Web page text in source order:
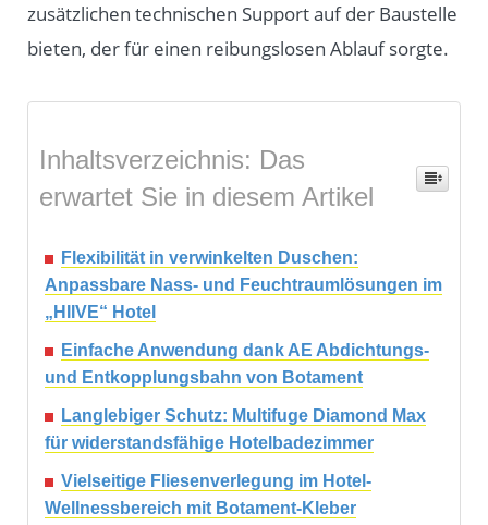
zusätzlichen technischen Support auf der Baustelle
bieten, der für einen reibungslosen Ablauf sorgte.
Inhaltsverzeichnis: Das
erwartet Sie in diesem Artikel
Flexibilität in verwinkelten Duschen:
Anpassbare Nass- und Feuchtraumlösungen im
„HIIVE“ Hotel
Einfache Anwendung dank AE Abdichtungs-
und Entkopplungsbahn von Botament
Langlebiger Schutz: Multifuge Diamond Max
für widerstandsfähige Hotelbadezimmer
Vielseitige Fliesenverlegung im Hotel-
Wellnessbereich mit Botament-Kleber